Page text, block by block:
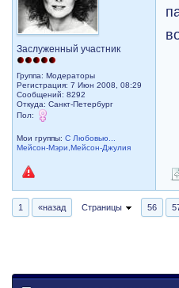
Заслуженный участник
Группа: Модераторы
Регистрация: 7 Июн 2008, 08:29
Сообщений: 8292
Откуда: Санкт-Петербург
Пол:
Мои группы:С Любовью...
Мейсон-Мэри,Мейсон-Джулия
1 «назад Страницы 56